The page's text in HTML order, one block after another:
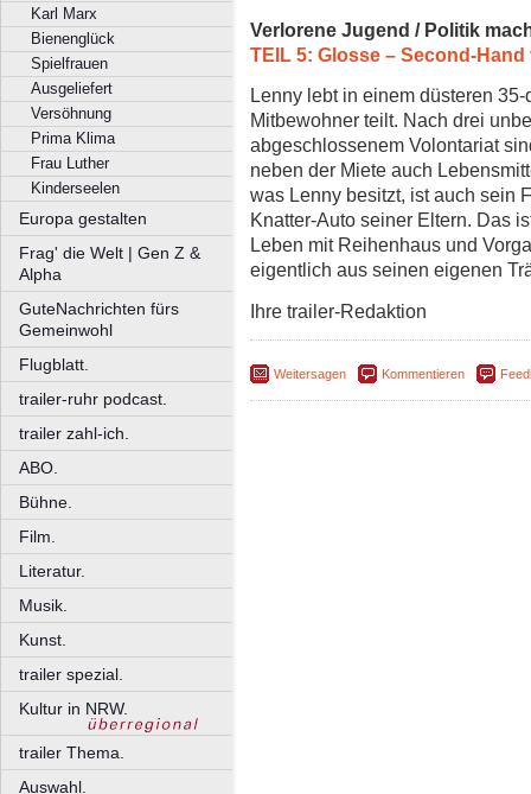
Karl Marx
Bienenglück
Spielfrauen
Ausgeliefert
Versöhnung
Prima Klima
Frau Luther
Kinderseelen
Europa gestalten
Frag' die Welt | Gen Z &
Alpha
GuteNachrichten fürs
Gemeinwohl
Flugblatt.
trailer-ruhr podcast.
trailer zahl-ich.
ABO.
Bühne.
Film.
Literatur.
Musik.
Kunst.
trailer spezial.
Kultur in NRW.
trailer Thema.
Auswahl.
Verlorene Jugend / Politik
TEIL 5: Glosse – Second-
Lenny lebt in einem düsteren
Mitbewohner teilt. Nach drei
abgeschlossenem Volontariat
neben der Miete auch
was Lenny besitzt, ist auch sein
Knatter-Auto seiner Eltern. Das
Leben mit Reihenhaus und
eigentlich aus seinen eigenen
Ihre trailer-Redaktion
Weitersagen Kommentieren